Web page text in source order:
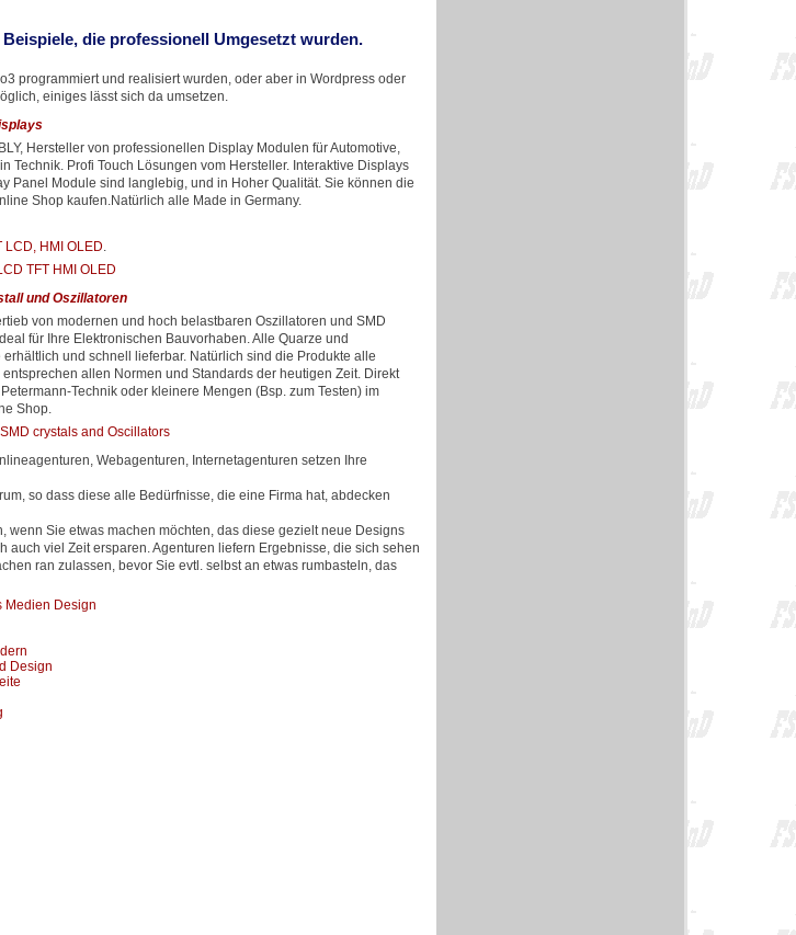
die professionell Umgesetzt wurden.
programmiert und realisiert wurden, oder aber in Wordpress oder
einiges lässt sich da umsetzen.
Hersteller von professionellen Display Modulen für Automotive,
Technik. Profi Touch Lösungen vom Hersteller. Interaktive Displays
Panel Module sind langlebig, und in Hoher Qualität. Sie können die
Shop kaufen.Natürlich alle Made in Germany.
LCD, HMI OLED.
TFT HMI OLED
und Oszillatoren
von modernen und hoch belastbaren Oszillatoren und SMD
für Ihre Elektronischen Bauvorhaben. Alle Quarze und
und schnell lieferbar. Natürlich sind die Produkte alle
allen Normen und Standards der heutigen Zeit. Direkt
Technik oder kleinere Mengen (Bsp. zum Testen) im
Shop.
crystals and Oscillators
Webagenturen, Internetagenturen setzen Ihre
so dass diese alle Bedürfnisse, die eine Firma hat, abdecken
wenn Sie etwas machen möchten, das diese gezielt neue Designs
viel Zeit ersparen. Agenturen liefern Ergebnisse, die sich sehen
ran zulassen, bevor Sie evtl. selbst an etwas rumbasteln, das
Medien Design
Design